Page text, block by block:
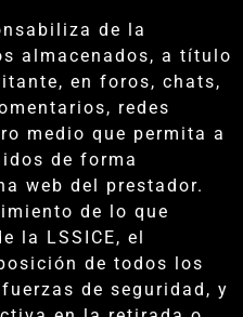
de la
almacenados, a título
en foros, chats,
redes
medio que permita a
de forma
web del prestador.
de lo que
la LSSICE, el
de todos los
de seguridad, y